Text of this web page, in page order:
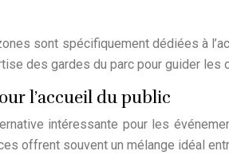
sont spécifiquement dédiées à
des gardes du parc pour guider les
l’accueil du public
intéressante pour les
offrent souvent un mélange idéal